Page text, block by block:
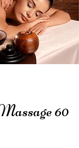
60